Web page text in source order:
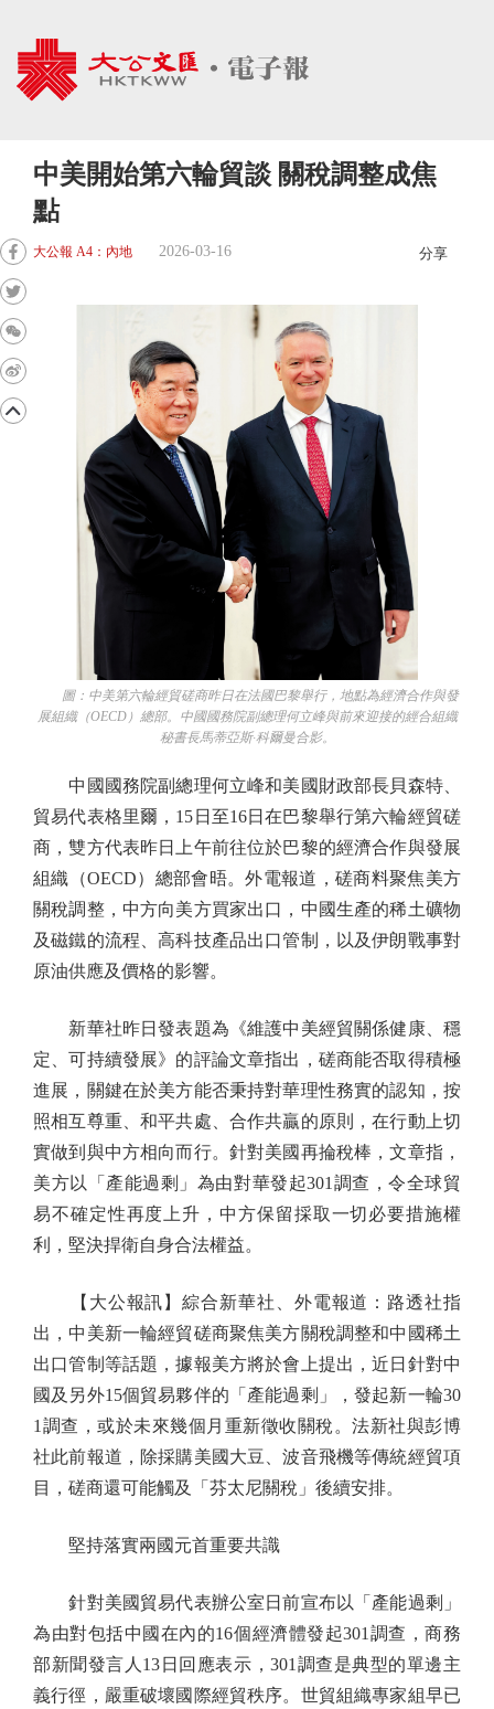
中美開始第六輪貿談 關稅調整成焦
點
大公報 A4：內地 2026-03-16 分享
圖：中美第六輪經貿磋商昨日在法國巴黎舉行，地點為經濟合作與發
展組織（OECD）總部。中國國務院副總理何立峰與前來迎接的經合組織
秘書長馬蒂亞斯·科爾曼合影。
中國國務院副總理何立峰和美國財政部長貝森特、
貿易代表格里爾，15日至16日在巴黎舉行第六輪經貿磋
商，雙方代表昨日上午前往位於巴黎的經濟合作與發展
組織（OECD）總部會晤。外電報道，磋商料聚焦美方
關稅調整，中方向美方買家出口，中國生產的稀土礦物
及磁鐵的流程、高科技產品出口管制，以及伊朗戰事對
原油供應及價格的影響。
新華社昨日發表題為《維護中美經貿關係健康、穩
定、可持續發展》的評論文章指出，磋商能否取得積極
進展，關鍵在於美方能否秉持對華理性務實的認知，按
照相互尊重、和平共處、合作共贏的原則，在行動上切
實做到與中方相向而行。針對美國再掄稅棒，文章指，
美方以「產能過剩」為由對華發起301調查，令全球貿
易不確定性再度上升，中方保留採取一切必要措施權
利，堅決捍衛自身合法權益。
【大公報訊】綜合新華社、外電報道：路透社指
出，中美新一輪經貿磋商聚焦美方關稅調整和中國稀土
出口管制等話題，據報美方將於會上提出，近日針對中
國及另外15個貿易夥伴的「產能過剩」，發起新一輪30
1調查，或於未來幾個月重新徵收關稅。法新社與彭博
社此前報道，除採購美國大豆、波音飛機等傳統經貿項
目，磋商還可能觸及「芬太尼關稅」後續安排。
堅持落實兩國元首重要共識
針對美國貿易代表辦公室日前宣布以「產能過剩」
為由對包括中國在內的16個經濟體發起301調查，商務
部新聞發言人13日回應表示，301調查是典型的單邊主
義行徑，嚴重破壞國際經貿秩序。世貿組織專家組早已